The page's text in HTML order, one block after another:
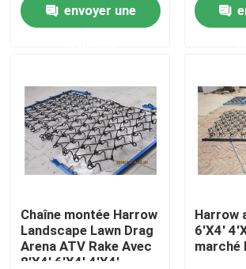
À propos de nous
Contrôle de qualité
Contactez-nous
Nouvelles
clôture de maillage de soudure
envoyer une
Chaîne montée Harrow
Landscape Lawn Drag
Arena ATV Rake Avec
8'X4' 6'X4' 4'X4'
Harrow
6'X4'
marché